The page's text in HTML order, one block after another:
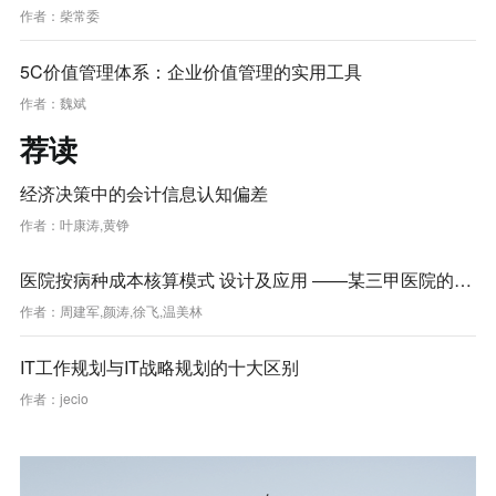
作者： 柴常委
5C价值管理体系：企业价值管理的实用工具
作者： 魏斌
荐读
经济决策中的会计信息认知偏差
作者： 叶康涛,黄铮
医院按病种成本核算模式 设计及应用 ——某三甲医院的案
例实践
作者： 周建军,颜涛,徐飞,温美林
IT工作规划与IT战略规划的十大区别
作者： jecio